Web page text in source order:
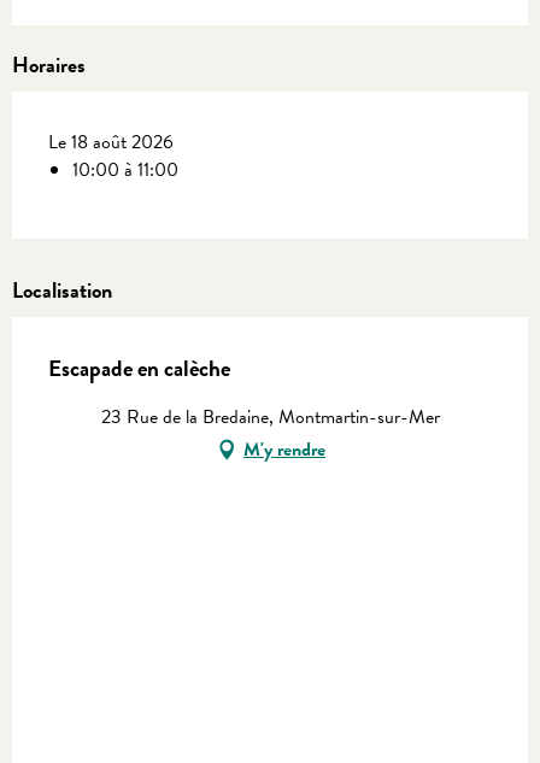
Horaires
Le 18 août 2026
10:00 à 11:00
Localisation
Escapade en calèche
23 Rue de la Bredaine, Montmartin-sur-Mer
M'y rendre